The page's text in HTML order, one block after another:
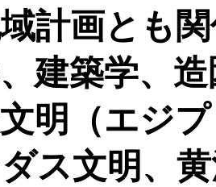
計画とも
建築学、
明（エジ
ス文明、